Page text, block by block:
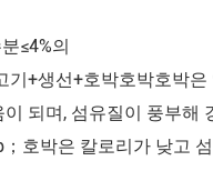
≤4%의
기+생선+호박호박호박은
되며, 섬유질이 풍부해
호박은 칼로리가 낮고